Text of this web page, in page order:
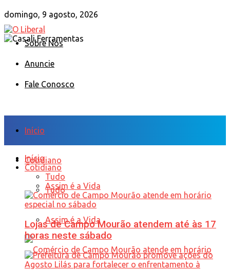
domingo, 9 agosto, 2026
Sobre Nós
Anuncie
Fale Conosco
Início
Cotidiano
Tudo
Assim é a Vida
Início
Cotidiano
Tudo
Assim é a Vida
Lojas de Campo Mourão atendem até às 17
horas neste sábado